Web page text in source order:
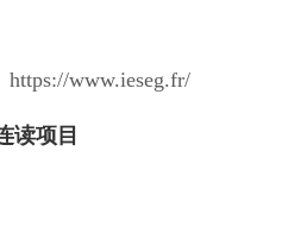
https://www.ieseg.fr/
读项目